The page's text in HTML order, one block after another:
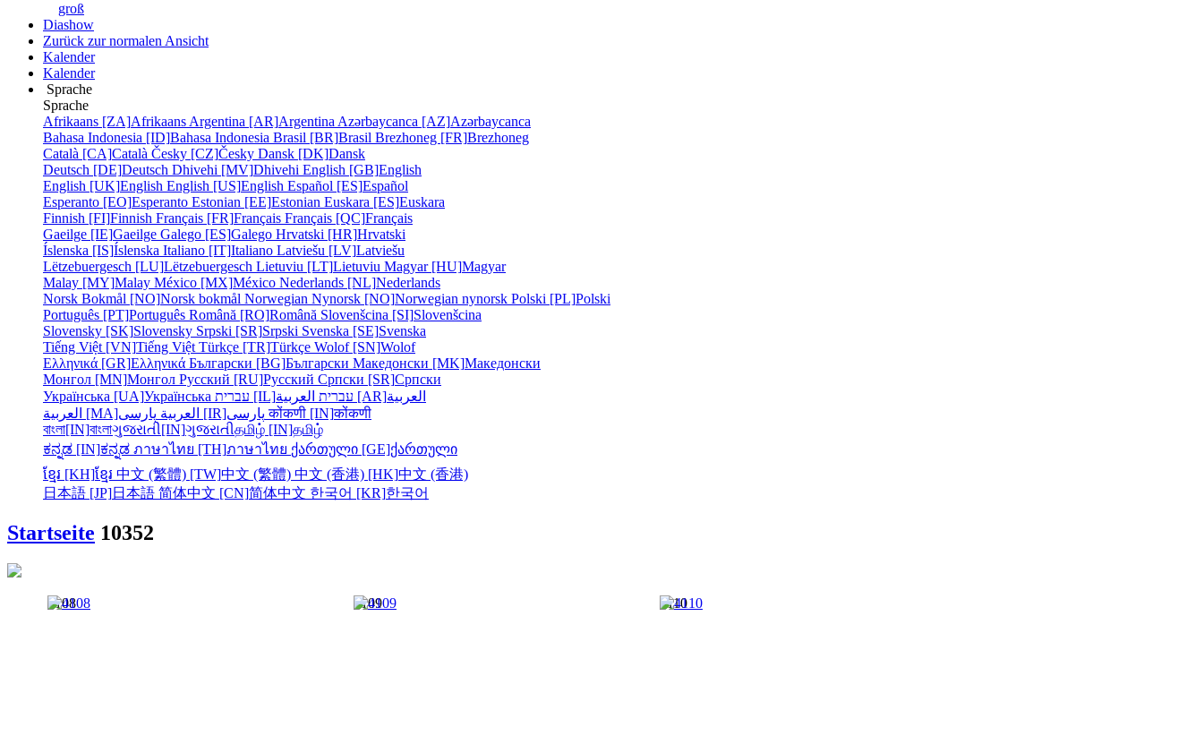
groß
Diashow
Zurück zur normalen Ansicht
Kalender
Kalender
Sprache
Sprache
Afrikaans [ZA]Afrikaans Argentina [AR]Argentina Azərbaycanca [AZ]Azərbaycanca
Bahasa Indonesia [ID]Bahasa Indonesia Brasil [BR]Brasil Brezhoneg [FR]Brezhoneg
Català [CA]Català Česky [CZ]Česky Dansk [DK]Dansk
Deutsch [DE]Deutsch Dhivehi [MV]Dhivehi English [GB]English
English [UK]English English [US]English Español [ES]Español
Esperanto [EO]Esperanto Estonian [EE]Estonian Euskara [ES]Euskara
Finnish [FI]Finnish Français [FR]Français Français [QC]Français
Gaeilge [IE]Gaeilge Galego [ES]Galego Hrvatski [HR]Hrvatski
Íslenska [IS]Íslenska Italiano [IT]Italiano Latviešu [LV]Latviešu
Lëtzebuergesch [LU]Lëtzebuergesch Lietuviu [LT]Lietuviu Magyar [HU]Magyar
Malay [MY]Malay México [MX]México Nederlands [NL]Nederlands
Norsk Bokmål [NO]Norsk bokmål Norwegian Nynorsk [NO]Norwegian nynorsk Polski [PL]Polski
Português [PT]Português Română [RO]Română Slovenšcina [SI]Slovenšcina
Slovensky [SK]Slovensky Srpski [SR]Srpski Svenska [SE]Svenska
Tiếng Việt [VN]Tiếng Việt Türkçe [TR]Türkçe Wolof [SN]Wolof
Ελληνικά [GR]Ελληνικά Български [BG]Български Македонски [MK]Македонски
Монгол [MN]Монгол Русский [RU]Русский Српски [SR]Српски
Українська [UA]Українська עברית [IL] עברית العربية [AR]العربية
العربية [MA]
العربية پارسی [IR] پارسیकोंकणी [IN]कोंकणी
বাংলা[IN]বাংলাગુજરાતી[IN]ગુજરાતીதமிழ் [IN]தமிழ்
ಕನ್ನಡ [IN]ಕನ್ನಡ ภาษาไทย [TH]ภาษาไทย ქართული [GE]ქართული
ខ្មែរ [KH]ខ្មែរ 中文 (繁體) [TW]中文 (繁體) 中文 (香港) [HK]中文 (香港)
日本語 [JP]日本語 简体中文 [CN]简体中文 한국어 [KR]한국어
Startseite 10352
4108 4109 4110